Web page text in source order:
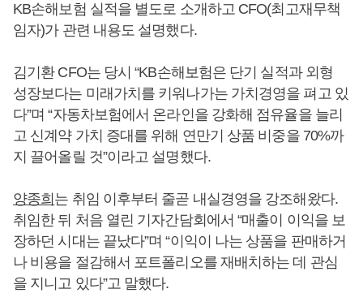
KB손해보험 실적을 별도로 소개하고 CFO(최고재무책
임자)가 관련 내용도 설명했다.
김기환 CFO는 당시 “KB손해보험은 단기 실적과 외형
성장보다는 미래가치를 키워나가는 가치경영을 펴고 있
다”며 “자동차보험에서 온라인을 강화해 점유율을 늘리
고 신계약 가치 증대를 위해 연만기 상품 비중을 70%까
지 끌어올릴 것”이라고 설명했다.
양종희 는 취임 이후부터 줄곧 내실경영을 강조해왔다.
취임한 뒤 처음 열린 기자간담회에서 “매출이 이익을 보
장하던 시대는 끝났다”며 “이익이 나는 상품을 판매하거
나 비용을 절감해서 포트폴리오를 재배치하는 데 관심
을 지니고 있다”고 말했다.